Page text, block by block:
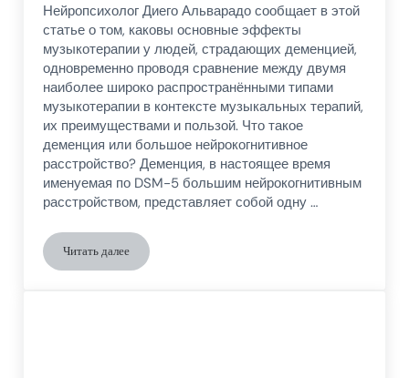
Нейропсихолог Диего Альварадо сообщает в этой
статье о том, каковы основные эффекты
музыкотерапии у людей, страдающих деменцией,
одновременно проводя сравнение между двумя
наиболее широко распространёнными типами
музыкотерапии в контексте музыкальных терапий,
их преимуществами и пользой. Что такое
деменция или большое нейрокогнитивное
расстройство? Деменция, в настоящее время
именуемая по DSM-5 большим нейрокогнитивным
расстройством, представляет собой одну …
Читать далееМузыкотерапия в лечении деменции: преимущества, типы и